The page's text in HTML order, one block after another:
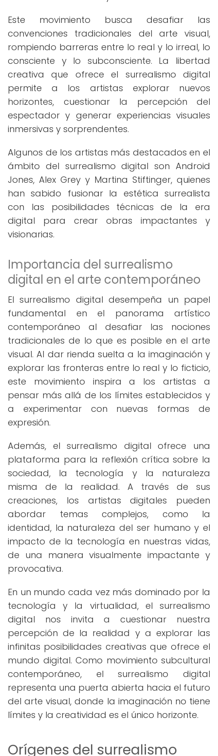
Este movimiento busca desafiar las
convenciones tradicionales del arte visual,
rompiendo barreras entre lo real y lo irreal, lo
consciente y lo subconsciente. La libertad
creativa que ofrece el surrealismo digital
permite a los artistas explorar nuevos
horizontes, cuestionar la percepción del
espectador y generar experiencias visuales
inmersivas y sorprendentes.
Algunos de los artistas más destacados en el
ámbito del surrealismo digital son Android
Jones, Alex Grey y Martina Stiftinger, quienes
han sabido fusionar la estética surrealista
con las posibilidades técnicas de la era
digital para crear obras impactantes y
visionarias.
Importancia del surrealismo
digital en el arte contemporáneo
El surrealismo digital desempeña un papel
fundamental en el panorama artístico
contemporáneo al desafiar las nociones
tradicionales de lo que es posible en el arte
visual. Al dar rienda suelta a la imaginación y
explorar las fronteras entre lo real y lo ficticio,
este movimiento inspira a los artistas a
pensar más allá de los límites establecidos y
a experimentar con nuevas formas de
expresión.
Además, el surrealismo digital ofrece una
plataforma para la reflexión crítica sobre la
sociedad, la tecnología y la naturaleza
misma de la realidad. A través de sus
creaciones, los artistas digitales pueden
abordar temas complejos, como la
identidad, la naturaleza del ser humano y el
impacto de la tecnología en nuestras vidas,
de una manera visualmente impactante y
provocativa.
En un mundo cada vez más dominado por la
tecnología y la virtualidad, el surrealismo
digital nos invita a cuestionar nuestra
percepción de la realidad y a explorar las
infinitas posibilidades creativas que ofrece el
mundo digital. Como movimiento subcultural
contemporáneo, el surrealismo digital
representa una puerta abierta hacia el futuro
del arte visual, donde la imaginación no tiene
límites y la creatividad es el único horizonte.
Orígenes del surrealismo